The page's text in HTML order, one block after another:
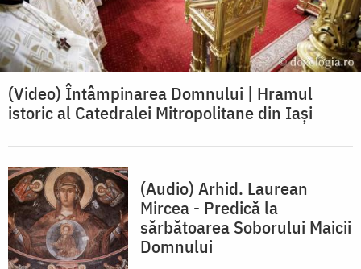
(Video) Întâmpinarea Domnului | Hramul
istoric al Catedralei Mitropolitane din Iași
(Audio) Arhid. Laurean
Mircea - Predică la
sărbătoarea Soborului Maicii
Domnului